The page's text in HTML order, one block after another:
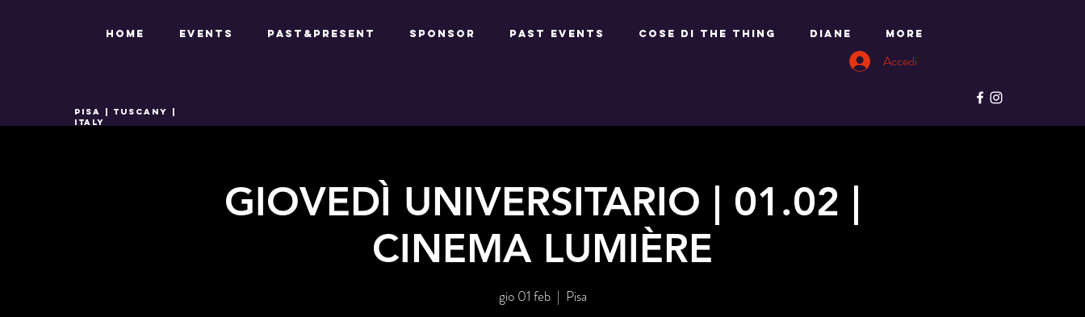
PISA | TUSCANY |
ITALY
HOME EVENTS PAST&PRESENT SPONSOR PAST EVENTS Cose di The Thing DIANE More
Accedi
GIOVEDÌ UNIVERSITARIO | 01.02 |
CINEMA LUMIÈRE
gio 01 feb
  |
Pisa